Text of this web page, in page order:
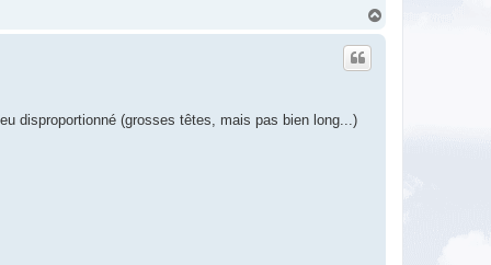
disproportionné (grosses têtes, mais pas bien long...)